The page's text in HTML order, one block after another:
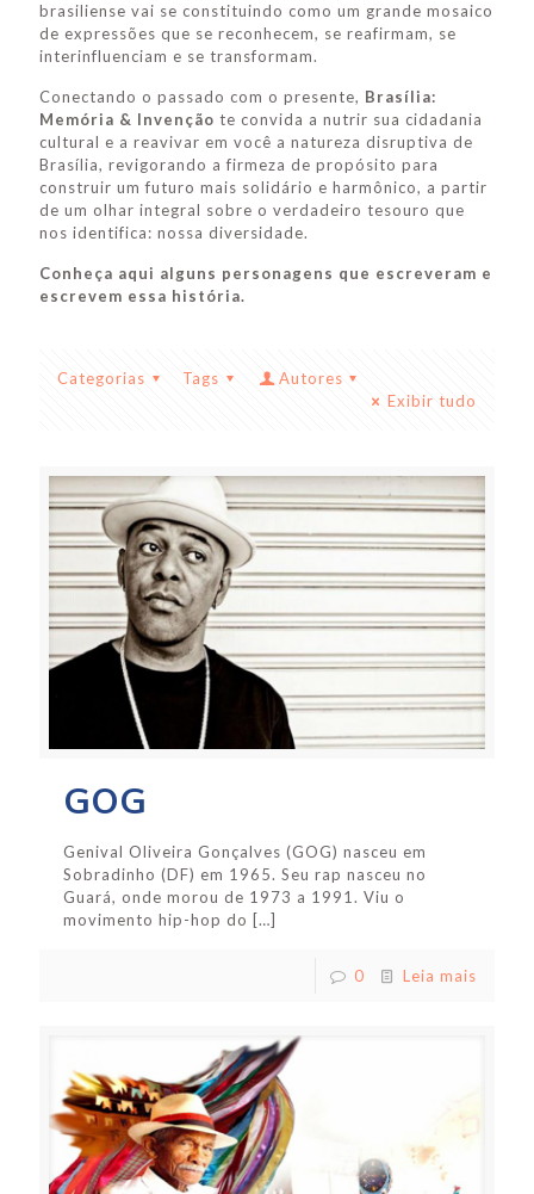
brasiliense vai se constituindo como um grande mosaico
de expressões que se reconhecem, se reafirmam, se
interinfluenciam e se transformam.
Conectando o passado com o presente, Brasília:
Memória & Invenção te convida a nutrir sua cidadania
cultural e a reavivar em você a natureza disruptiva de
Brasília, revigorando a firmeza de propósito para
construir um futuro mais solidário e harmônico, a partir
de um olhar integral sobre o verdadeiro tesouro que
nos identifica: nossa diversidade.
Conheça aqui alguns personagens que escreveram e
escrevem essa história.
Categorias Tags
Autores
Exibir tudo
GOG
Genival Oliveira Gonçalves (GOG) nasceu em
Sobradinho (DF) em 1965. Seu rap nasceu no
Guará, onde morou de 1973 a 1991. Viu o
movimento hip-hop do […]
0 Leia mais